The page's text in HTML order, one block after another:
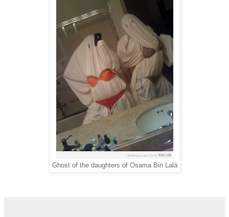
Ghost of the daughters of Osama Bin Lalá